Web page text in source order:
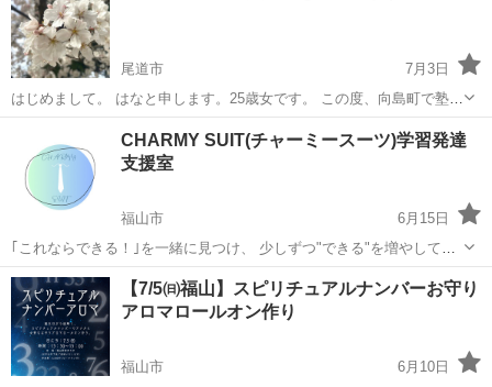
尾道市
7月3日
はじめまして。 はなと申します。25歳女です。 この度、向島町で塾の
開校をし、1年が経ちました。 小学生〜中学生(場合によっては幼稚園
児も可能)を対象としております。 数学、生物のみでしたら高校生も可
能です。 不登校の...
CHARMY SUIT(チャーミースーツ)学習発達
支援室
福山市
6月15日
｢これならできる！｣を一緒に見つけ、 少しずつ"できる"を増やしてい
く学習発達支援室です 学習支援 宿題支援 SST 不登校 などなど 小さ
な個人塾のような雰囲気です🌱
広島 福山市 その他 SST
【7/5㈰福山】スピリチュアルナンバーお守り
アロマロールオン作り
福山市
6月10日